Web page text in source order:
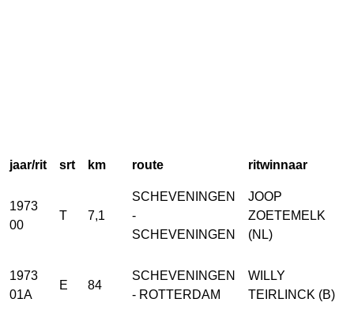
jaar/rit srt km route ritwinnaar
1973
00
T 7,1
SCHEVENINGEN
-
SCHEVENINGEN
JOOP
ZOETEMELK
(NL)
1973
01A
E 84
SCHEVENINGEN
- ROTTERDAM
WILLY
TEIRLINCK (B)